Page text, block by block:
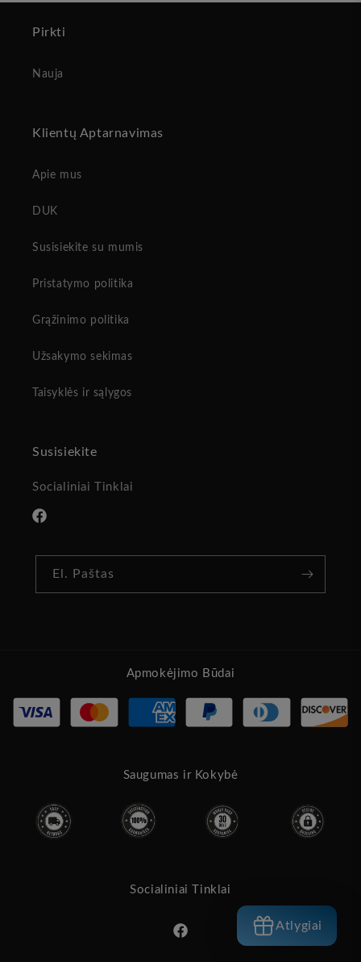
Pirkti
Nauja
Klientų Aptarnavimas
Apie mus
DUK
Susisiekite su mumis
Pristatymo politika
Grąžinimo politika
Užsakymo sekimas
Taisyklės ir sąlygos
Susisiekite
Socialiniai Tinklai
„Facebook“
El. Paštas
Apmokėjimo Būdai
Saugumas ir Kokybė
Socialiniai Tinklai
„Facebook“
Atlygiai